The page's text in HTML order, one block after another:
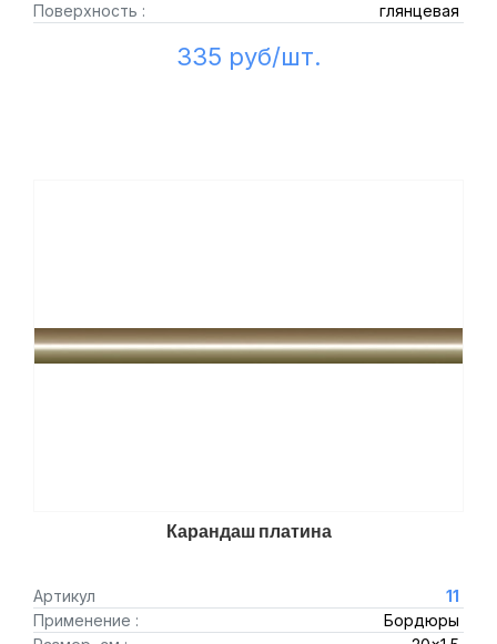
Поверхность :
глянцевая
335 руб/шт.
Карандаш платина
Артикул
11
Применение :
Бордюры